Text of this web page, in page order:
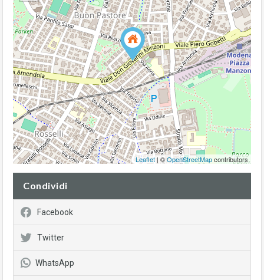
Leaflet | ©OpenStreetMapcontributors
Condividi
Facebook
Twitter
WhatsApp